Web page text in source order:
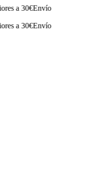
30€Envío
30€Envío